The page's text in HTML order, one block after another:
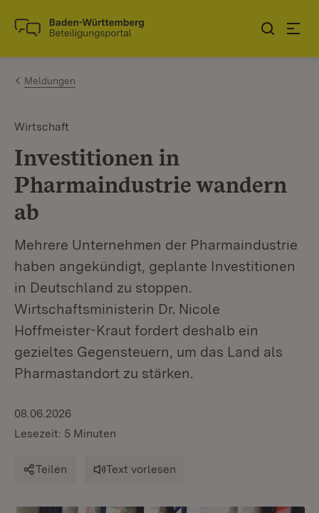
Zum Inhalt springen
Link zur Startseite
Meldungen
Wirtschaft
Investitionen in
Pharmaindustrie wandern
ab
Mehrere Unternehmen der Pharmaindustrie
haben angekündigt, geplante Investitionen
in Deutschland zu stoppen.
Wirtschaftsministerin Dr. Nicole
Hoffmeister-Kraut fordert deshalb ein
gezieltes Gegensteuern, um das Land als
Pharmastandort zu stärken.
08.06.2026
Lesezeit: 5 Minuten
Teilen Text vorlesen